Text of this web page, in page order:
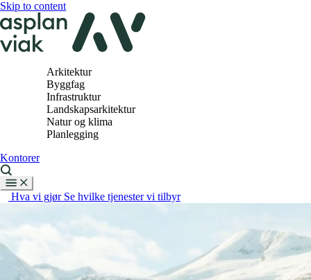
Skip to content
Arkitektur
Byggfag
Infrastruktur
Landskapsarkitektur
Natur og klima
Planlegging
Kontorer
Hva vi gjør Se hvilke tjenester vi tilbyr